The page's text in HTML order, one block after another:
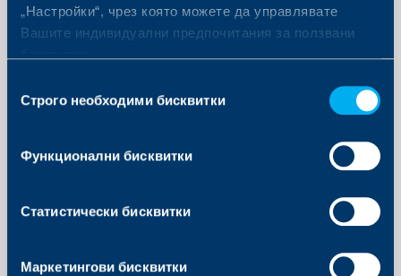
„Настройки“, чрез която можете да управлявате
Вашите индивидуални предпочитания за ползвани
наСтрого необходими бисквитки
Функционални бисквитки
Статистически бисквитки
Маркетингови бисквитки
лоши новини. Всяко нещо, представено
бъде отбягвано.
сигурност”. Забелязвате ли как тази малка
промяна изцяло променя гледната точка?
резултат от разумни и логични наши действия
да си го подсигурим. Вече не “стискаме палци”,
гледаме напред малко по-уверено и спокойно.
Тази промяна може да изглежда незначителна и
гледната точка, самия психологически контекст,
който така негативно оцветява подхода в